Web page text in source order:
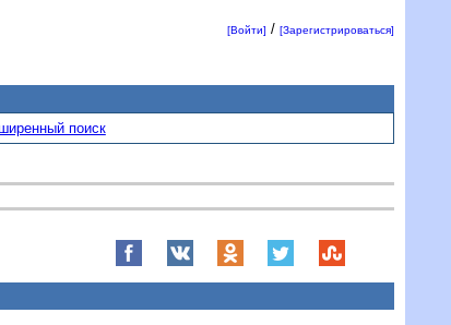
[Войти] /[Зарегистрироваться]
поиск